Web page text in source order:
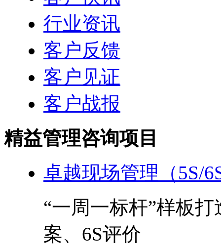
行业资讯
客户反馈
客户见证
客户战报
精益管理咨询项目
卓越现场管理（5S/
“一周一标杆”样板
案、6S评价